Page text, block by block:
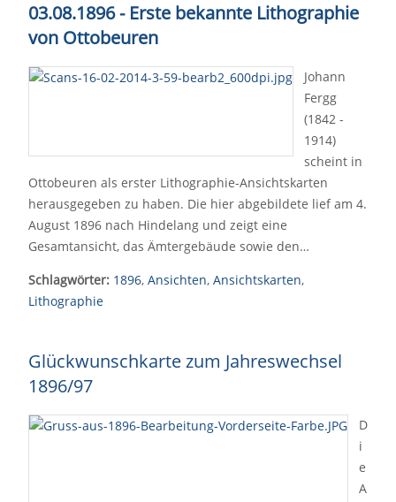
03.08.1896 - Erste bekannte Lithographie
von Ottobeuren
Johann
Fergg
(1842 -
1914)
scheint in
Ottobeuren als erster Lithographie-Ansichtskarten
herausgegeben zu haben. Die hier abgebildete lief am 4.
August 1896 nach Hindelang und zeigt eine
Gesamtansicht, das Ämtergebäude sowie den…
Schlagwörter: 1896, Ansichten, Ansichtskarten,
Lithographie
Glückwunschkarte zum Jahreswechsel
1896/97
D
i
e
A